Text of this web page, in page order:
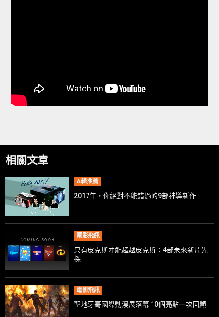
相關文章
A輯推薦
2017年，你絕對不能錯過的9部神導新作
電影飛訊
只有皮克斯才能超越皮克斯：4部未來新片先
探
電影飛訊
聖地牙哥國際動漫展落幕 10個亮點一次回顧